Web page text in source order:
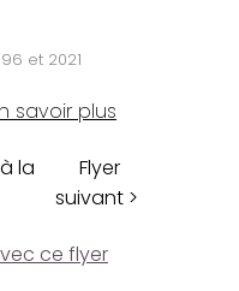
et 2021
savoir plus
la
Flyer
suivant >
ce flyer